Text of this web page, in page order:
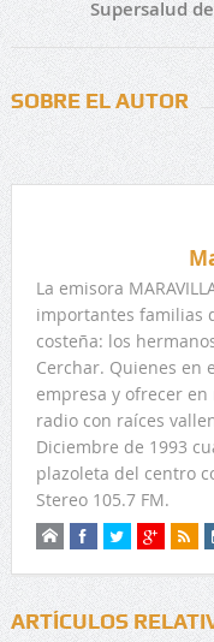
Supersalud
SOBRE EL AUTOR
La emisora
importantes familias
costeña: los
Cerchar. Quienes en
empresa y ofrecer
radio con raíces
Diciembre de 1993
plazoleta del centro
Stereo 105.7 FM.
ARTÍCULOS